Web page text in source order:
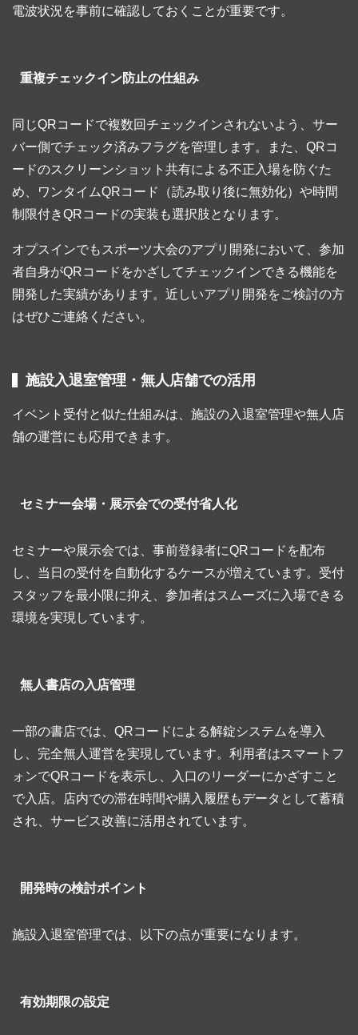
電波状況を事前に確認しておくことが重要です。
重複チェックイン防止の仕組み
同じQRコードで複数回チェックインされないよう、サー
バー側でチェック済みフラグを管理します。また、QRコ
ードのスクリーンショット共有による不正入場を防ぐた
め、ワンタイムQRコード（読み取り後に無効化）や時間
制限付きQRコードの実装も選択肢となります。
オプスインでもスポーツ大会のアプリ開発において、参加
者自身がQRコードをかざしてチェックインできる機能を
開発した実績があります。近しいアプリ開発をご検討の方
はぜひご連絡ください。
施設入退室管理・無人店舗での活用
イベント受付と似た仕組みは、施設の入退室管理や無人店
舗の運営にも応用できます。
セミナー会場・展示会での受付省人化
セミナーや展示会では、事前登録者にQRコードを配布
し、当日の受付を自動化するケースが増えています。受付
スタッフを最小限に抑え、参加者はスムーズに入場できる
環境を実現しています。
無人書店の入店管理
一部の書店では、QRコードによる解錠システムを導入
し、完全無人運営を実現しています。利用者はスマートフ
ォンでQRコードを表示し、入口のリーダーにかざすこと
で入店。店内での滞在時間や購入履歴もデータとして蓄積
され、サービス改善に活用されています。
開発時の検討ポイント
施設入退室管理では、以下の点が重要になります。
有効期限の設定